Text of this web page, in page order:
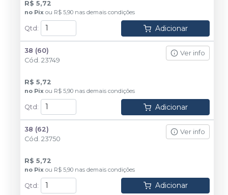
R$ 5,72
no Pix ou R$ 5,90 nas demais condições
Qtd : Adicionar
38 (60)
Cód. 23749
Ver info
R$ 5,72
no Pix ou R$ 5,90 nas demais condições
Qtd: Adicionar
38 (62)
Cód. 23750
Ver info
R$ 5,72
no Pix ou R$ 5,90 nas demais condições
Qtd: Adicionar